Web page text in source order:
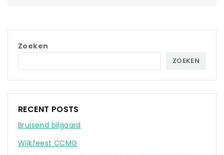
Zoeken
ZOEKEN
RECENT POSTS
Bruisend bilgaard
Wijkfeest CCMG